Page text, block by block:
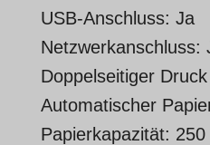
USB-Anschluss: Ja
Netzwerkanschluss:
Doppelseitiger
Automatischer
Papierkapazität: 250